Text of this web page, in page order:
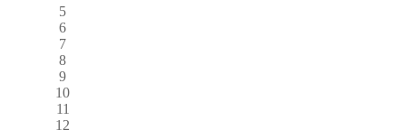
5
6
7
8
9
10
11
12